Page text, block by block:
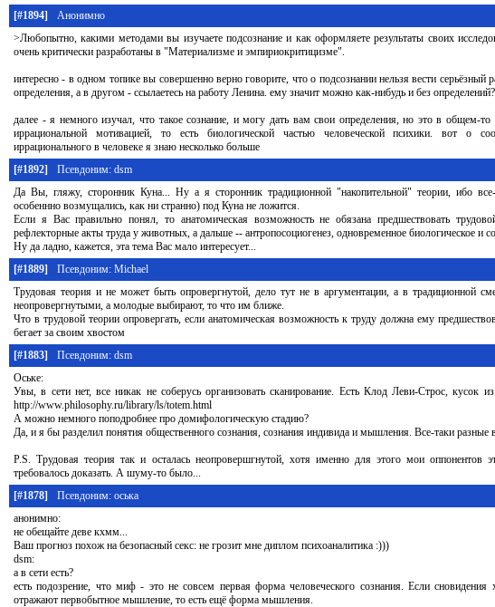
[#1894]
Анонимно
>Любопытно, какими методами вы изучаете подсознание и как оформляете результаты своих
очень критически разработаны в "Материализме и эмпириокритицизме".
интересно - в одном топике вы совершенно верно говорите, что о подсознании нельзя вести серьёзный
определения, а в другом - ссылаетесь на работу Ленина. ему значит можно как-нибудь и без
далее - я немного изучал, что такое сознание, и могу дать вам свои определения, но это в общем-
иррациональной мотивацией, то есть биологической частью человеческой психики. вот о
иррационального в человеке я знаю несколько больше
[#1892]
Псевдоним: dsm
Да Вы, гляжу, сторонник Куна... Ну а я сторонник традиционной "накопительной" теории, ибо
особеннно возмущались, как ни странно) под Куна не ложится.
Если я Вас правильно понял, то анатомическая возможность не обязана предшествовать
рефлекторные акты труда у животных, а дальше -- антропосоциогенез, одновременное биологическое и
Ну да ладно, кажется, эта тема Вас мало интересует...
[#1889]
Псевдоним: Michael
Трудовая теория и не может быть опровергнутой, дело тут не в аргументации, а в традиционной
неопровергнутыми, а молодые выбирают, то что им ближе.
Что в трудовой теории опровергать, если анатомическая возможность к труду должна ему
бегает за своим хвостом
[#1883]
Псевдоним: dsm
Оське:
Увы, в сети нет, все никак не соберусь организовать сканирование. Есть Клод Леви-Строс, кусок
http://www.philosophy.ru/library/ls/totem.html
А можно немного поподробнее про домифологическую стадию?
Да, и я бы разделил понятия общественного сознания, сознания индивида и мышления. Все-таки разные
P.S. Трудовая теория так и осталась неопровершгнутой, хотя именно для этого мои
требовалось доказать. А шуму-то было...
[#1878]
Псевдоним: оська
анонимно:
не обещайте деве кхмм...
Ваш прогноз похож на безопасный секс: не грозит мне диплом психоаналитика :)))
dsm:
а в сети есть?
есть подозрение, что миф - это не совсем первая форма человеческого сознания. Если сновидения
отражают первобытное мышление, то есть ещё форма мышления.